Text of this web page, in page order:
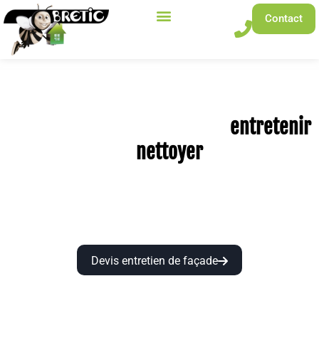
Contact
entretenir
nettoyer
Devis entretien de façade